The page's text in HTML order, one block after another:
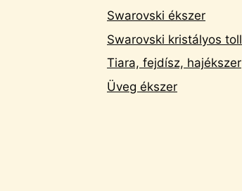
Swarovski ékszer
Swarovski kristályos toll
Tiara, fejdísz, hajékszer
Üveg ékszer